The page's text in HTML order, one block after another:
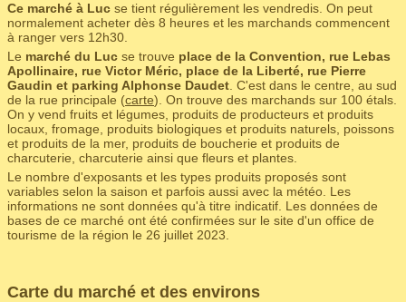
Ce marché à Luc se tient régulièrement les vendredis. On peut
normalement acheter dès 8 heures et les marchands commencent
à ranger vers 12h30.
Le marché du Luc se trouve place de la Convention, rue Lebas
Apollinaire, rue Victor Méric, place de la Liberté, rue Pierre
Gaudin et parking Alphonse Daudet . C'est dans le centre, au sud
de la rue principale (carte). On trouve des marchands sur 100 étals.
On y vend fruits et légumes, produits de producteurs et produits
locaux, fromage, produits biologiques et produits naturels, poissons
et produits de la mer, produits de boucherie et produits de
charcuterie, charcuterie ainsi que fleurs et plantes.
Le nombre d'exposants et les types produits proposés sont
variables selon la saison et parfois aussi avec la météo. Les
informations ne sont données qu'à titre indicatif. Les données de
bases de ce marché ont été confirmées sur le site d'un office de
tourisme de la région le 26 juillet 2023.
Carte du marché et des environs